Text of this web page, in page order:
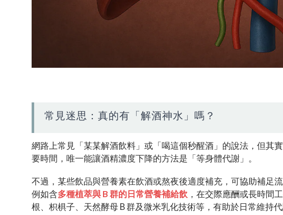
常見迷思：真的有「解酒神水」嗎？
網路上常見「某某解酒飲料」或「喝這個秒醒酒」的說法，但其
要時間，唯一能讓酒精濃度下降的方法是「等身體代謝」。
不過，某些飲品與營養素在飲酒或熬夜後適度補充，可協助補足
例如含多種植萃與 B 群的日常營養補給飲 ，在交際應酬或長時間
根、枳椇子、天然酵母 B 群及微米乳化技術等，有助於日常維持代